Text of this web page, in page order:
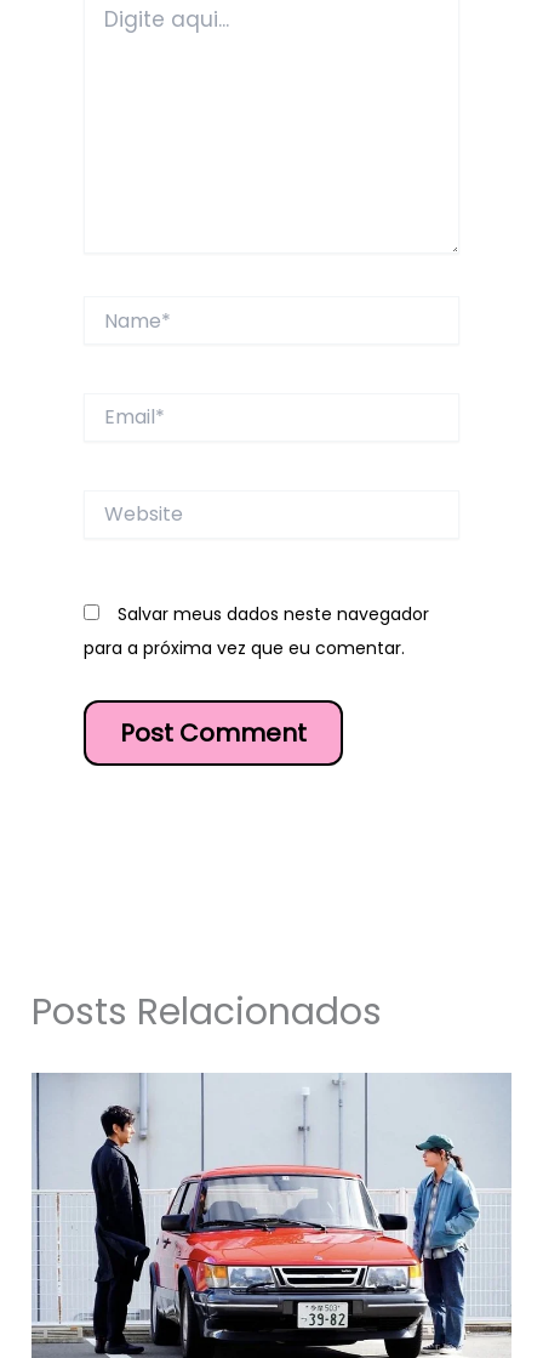
aqui...
Website
Salvar meus dados neste navegador
para a próxima vez que eu comentar.
Posts Relacionados